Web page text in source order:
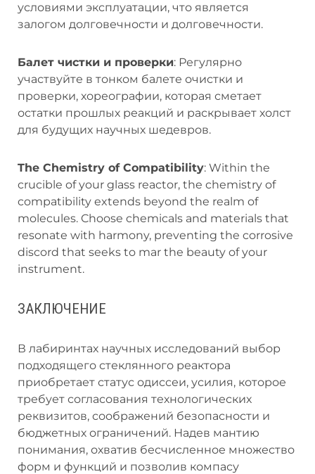
условиями эксплуатации, что является
залогом долговечности и долговечности.
Балет чистки и проверки: Регулярно
участвуйте в тонком балете очистки и
проверки, хореографии, которая сметает
остатки прошлых реакций и раскрывает холст
для будущих научных шедевров.
The Chemistry of Compatibility: Within the
crucible of your glass reactor, the chemistry of
compatibility extends beyond the realm of
molecules. Choose chemicals and materials that
resonate with harmony, preventing the corrosive
discord that seeks to mar the beauty of your
instrument.
ЗАКЛЮЧЕНИЕ
В лабиринтах научных исследований выбор
подходящего стеклянного реактора
приобретает статус одиссеи, усилия, которое
требует согласования технологических
реквизитов, соображений безопасности и
бюджетных ограничений. Надев мантию
понимания, охватив бесчисленное множество
форм и функций и позволив компасу